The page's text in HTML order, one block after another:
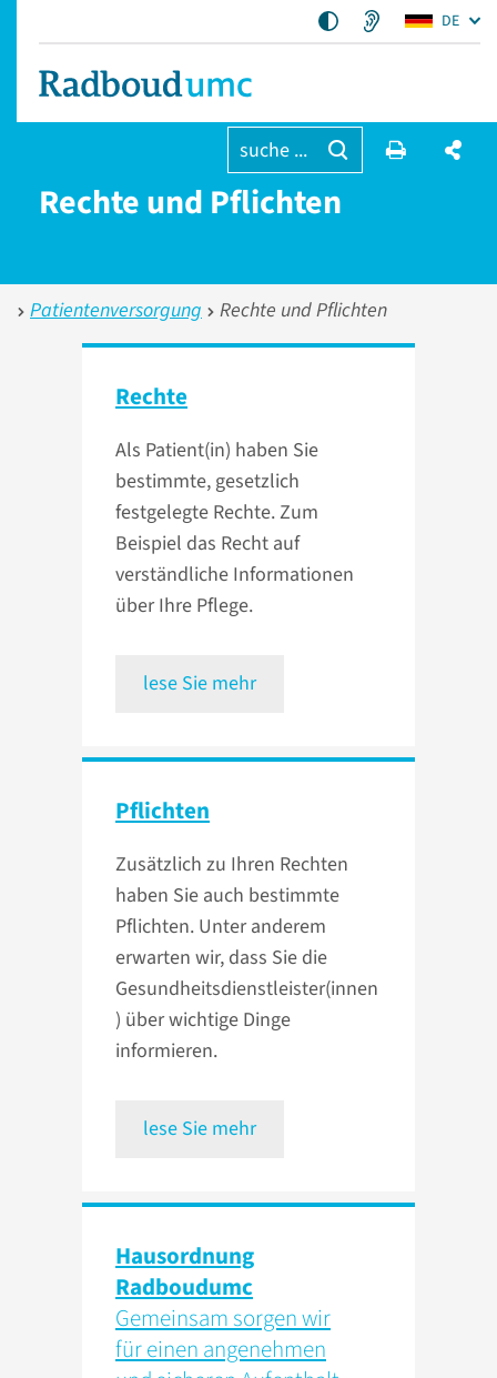
DE
suche ...
Rechte und Pflichten
Patientenversorgung Rechte und Pflichten
Rechte
Als Patient(in) haben Sie
bestimmte, gesetzlich
festgelegte Rechte. Zum
Beispiel das Recht auf
verständliche Informationen
über Ihre Pflege.
lese Sie mehr
Pflichten
Zusätzlich zu Ihren Rechten
haben Sie auch bestimmte
Pflichten. Unter anderem
erwarten wir, dass Sie die
Gesundheitsdienstleister(innen
) über wichtige Dinge
informieren.
lese Sie mehr
Hausordnung
Radboudumc
Gemeinsam sorgen wir
für einen angenehmen